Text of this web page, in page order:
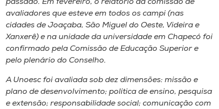
Selecione
o idioma
A+
passado. Em fevereiro, o relatório da comissão de
avaliadores que esteve em todos os campi (nas
cidades de Joaçaba, São Miguel do Oeste, Videira e
Xanxerê) e na unidade da universidade em Chapecó foi
confirmado pela Comissão de Educação Superior e
pelo plenário do Conselho.
A Unoesc foi avaliada sob dez dimensões: missão e
plano de desenvolvimento; política de ensino, pesquisa
e extensão; responsabilidade social; comunicação com